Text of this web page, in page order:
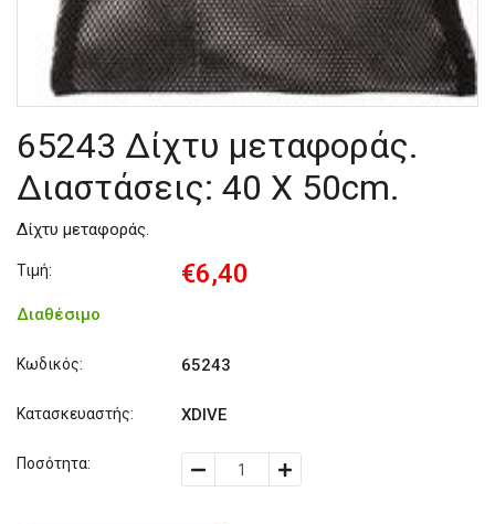
65243 Δίχτυ μεταφοράς.
Διαστάσεις: 40 Χ 50cm.
Δίχτυ μεταφοράς.
Τιμή: €6,40
Διαθέσιμο
Κωδικός: 65243
Κατασκευαστής: XDIVE
Ποσότητα: